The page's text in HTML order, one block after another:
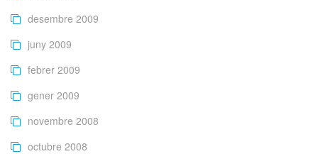
desembre 2009
juny 2009
febrer 2009
gener 2009
novembre 2008
octubre 2008